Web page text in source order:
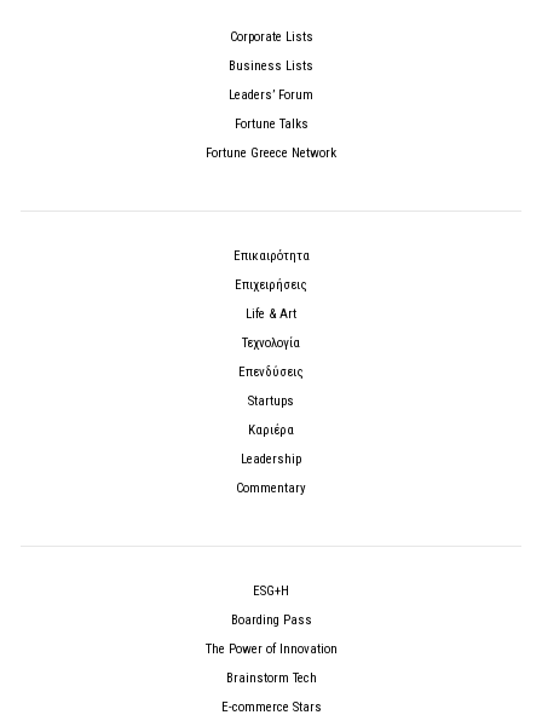
Corporate Lists
Business Lists
Leaders’ Forum
Fortune Talks
Fortune Greece Network
Επικαιρότητα
Επιχειρήσεις
Life & Art
Τεχνολογία
Επενδύσεις
Startups
Καριέρα
Leadership
Commentary
ESG+H
Boarding Pass
The Power of Innovation
Brainstorm Tech
E-commerce Stars